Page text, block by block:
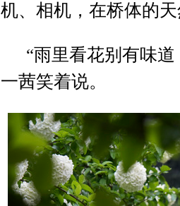
机、相机，在桥体的
“雨里看花别有味
一茜笑着说。